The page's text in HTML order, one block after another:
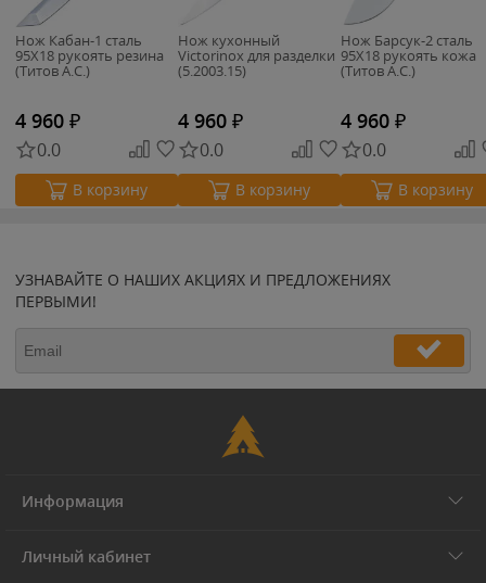
Нож Кабан-1 сталь
95Х18 рукоять резина
(Титов А.С.)
4 960 ₽
0.0
В корзину
Нож кухонный
Victorinox для разделки
(5.2003.15)
4 960 ₽
0.0
В корзину
Нож Барсук-2 сталь
95Х18 рукоять кожа
(Титов А.С.)
4 960 ₽
0.0
В корзину
УЗНАВАЙТЕ О НАШИХ АКЦИЯХ И ПРЕДЛОЖЕНИЯХ
ПЕРВЫМИ!
Информация
Личный кабинет